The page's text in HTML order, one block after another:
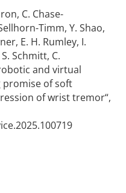
C. Chase-
Timm, Y. Shao,
E. H. Rumley, I.
Schmitt, C.
and virtual
of soft
of wrist tremor“,